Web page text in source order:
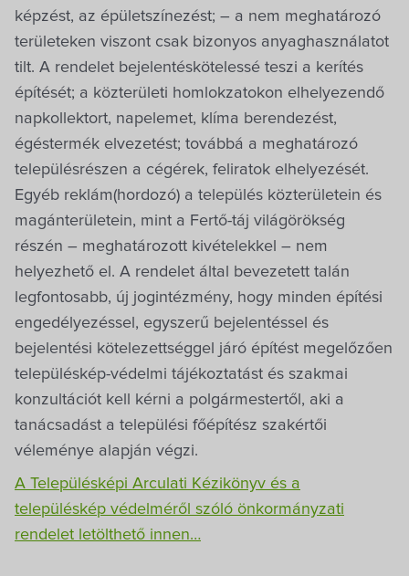
képzést, az épületszínezést; – a nem meghatározó
területeken viszont csak bizonyos anyaghasználatot
tilt. A rendelet bejelentéskötelessé teszi a kerítés
építését; a közterületi homlokzatokon elhelyezendő
napkollektort, napelemet, klíma berendezést,
égéstermék elvezetést; továbbá a meghatározó
településrészen a cégérek, feliratok elhelyezését.
Egyéb reklám(hordozó) a település közterületein és
magánterületein, mint a Fertő-táj világörökség
részén – meghatározott kivételekkel – nem
helyezhető el. A rendelet által bevezetett talán
legfontosabb, új jogintézmény, hogy minden építési
engedélyezéssel, egyszerű bejelentéssel és
bejelentési kötelezettséggel járó építést megelőzően
településkép-védelmi tájékoztatást és szakmai
konzultációt kell kérni a polgármestertől, aki a
tanácsadást a települési főépítész szakértői
véleménye alapján végzi.
A Településképi Arculati Kézikönyv és a
településkép védelméről szóló önkormányzati
rendelet letölthető innen…